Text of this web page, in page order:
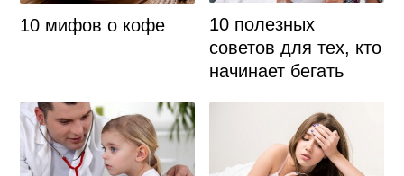
10 мифов о кофе
10 полезных
советов для тех, кто
начинает бегать